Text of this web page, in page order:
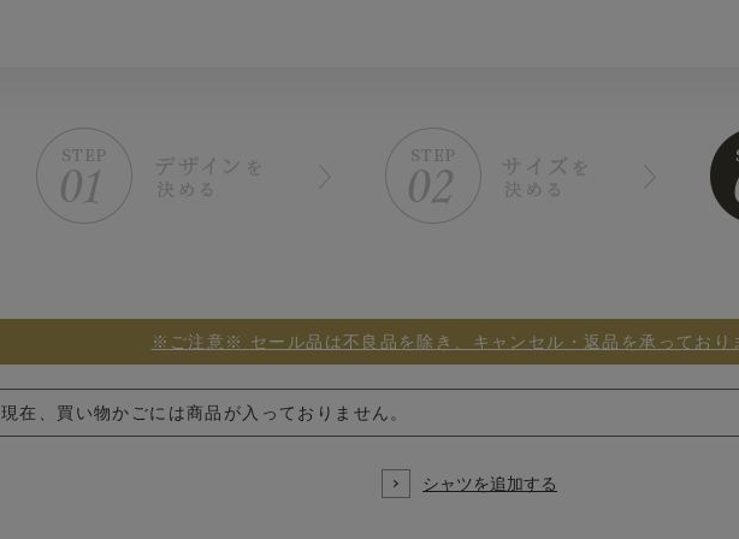
※ご注意※ セール品は不良品を除き、キャンセル・返品を承っており
現在、買い物かごには商品が入っておりません。